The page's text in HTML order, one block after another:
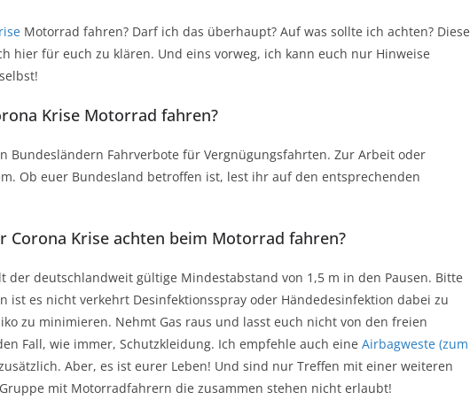
Motorrad fahren? Darf ich das überhaupt? Auf was sollte ich achten? Diese
hier für euch zu klären. Und eins vorweg, ich kann euch nur Hinweise
Krise Motorrad fahren?
Bundesländern Fahrverbote für Vergnügungsfahrten. Zur Arbeit oder
Ob euer Bundesland betroffen ist, lest ihr auf den entsprechenden
Corona Krise achten beim Motorrad fahren?
der deutschlandweit gültige Mindestabstand von 1,5 m in den Pausen. Bitte
ist es nicht verkehrt Desinfektionsspray oder Händedesinfektion dabei zu
zu minimieren. Nehmt Gas raus und lasst euch nicht von den freien
Fall, wie immer, Schutzkleidung. Ich empfehle auch eine Airbagweste (zum
Aber, es ist eurer Leben! Und sind nur Treffen mit einer weiteren
mit Motorradfahrern die zusammen stehen nicht erlaubt!